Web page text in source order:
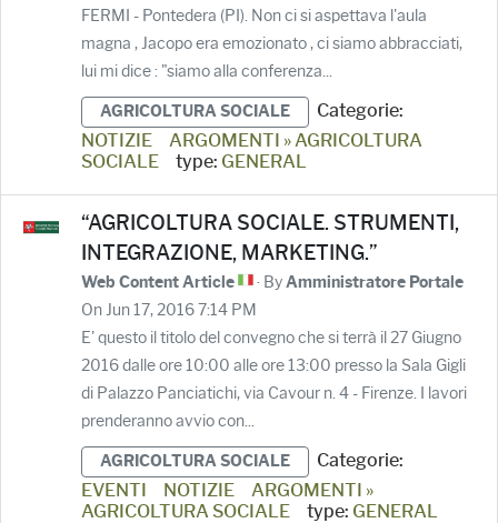
FERMI - Pontedera (PI). Non ci si aspettava l'aula
magna , Jacopo era emozionato , ci siamo abbracciati,
lui mi dice : "siamo alla conferenza...
AGRICOLTURA SOCIALE
Categorie:
NOTIZIE
ARGOMENTI » AGRICOLTURA
SOCIALE
type: GENERAL
“AGRICOLTURA SOCIALE. STRUMENTI,
INTEGRAZIONE, MARKETING.”
Web Content Article · ByAmministratore Portale
On Jun 17, 2016 7:14 PM
E' questo il titolo del convegno che si terrà il 27 Giugno
2016 dalle ore 10:00 alle ore 13:00 presso la Sala Gigli
di Palazzo Panciatichi, via Cavour n. 4 - Firenze. I lavori
prenderanno avvio con...
AGRICOLTURA SOCIALE
Categorie:
EVENTI
NOTIZIE
ARGOMENTI »
AGRICOLTURA SOCIALE
type: GENERAL